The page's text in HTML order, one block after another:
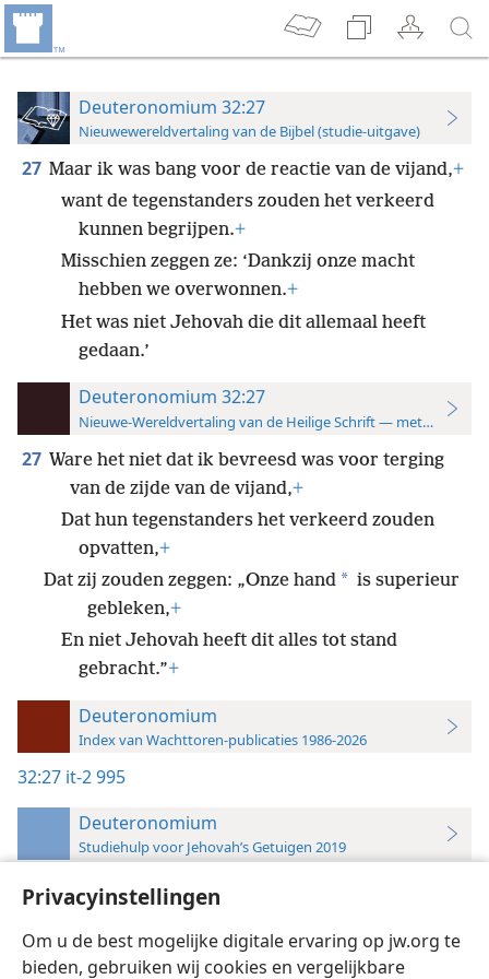
Privacyinstellingen
Om u de best mogelijke digitale ervaring op jw.org te
bieden, gebruiken wij cookies en vergelijkbare
Deuteronomium 32:27
Nieuwewereldvertaling van de Bijbel (studie-uitgave)
27 Maar ik was bang voor de reactie van de vijand,+
want de tegenstanders zouden het verkeerd
kunnen begrijpen.+
Misschien zeggen ze: ‘Dankzij onze macht
hebben we overwonnen.+
Het was niet Jehovah die dit allemaal heeft
gedaan.’
Deuteronomium 32:27
Nieuwe-Wereldvertaling van de Heilige Schrift — met
27 Ware het niet dat ik bevreesd was voor terging
van de zijde van de vijand,+
Dat hun tegenstanders het verkeerd zouden
opvatten,+
Dat zij zouden zeggen: „Onze hand * is superieur
gebleken,+
En niet Jehovah heeft dit alles tot stand
gebracht.”+
Deuteronomium
Index van Wachttoren-publicaties 1986-2026
32:27 it-2 995
Deuteronomium
Studiehulp voor Jehovah’s Getuigen 2019
32:27
Inzicht, Deel 2,blz. 995